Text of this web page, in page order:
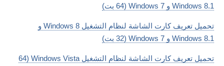
Windows 8.1 و Windows 7 (64 بت)
تحميل تعريف كارت الشاشة لنظام التشغيل Windows 8 و
Windows 8.1 و Windows 7 (32 بت)
تحميل تعريف كارت الشاشة لنظام التشغيل Windows Vista (64